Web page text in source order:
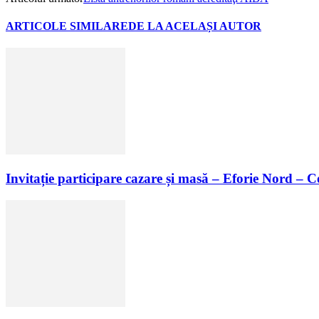
ARTICOLE SIMILAREDE LA ACELAȘI AUTOR
Invitație participare cazare și masă – Eforie Nord –